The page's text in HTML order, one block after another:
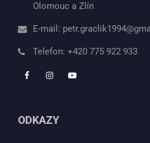
Olomouc a Zlín
E-mail:
Telefon: +420 775 922 933
ODKAZY